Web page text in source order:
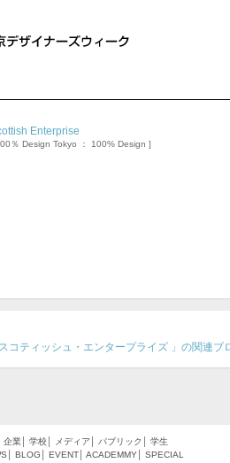
Enterprise
％ Design Tokyo ： 100% Design ]
スコティッシュ・エンタープライズ 」の関連ブ
企業 学校 メディア パブリック
学生
BLOG EVENT ACADEMMY SPECIAL